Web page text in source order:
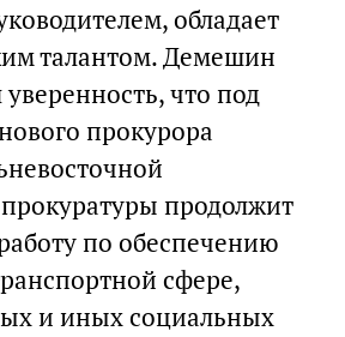
обладает
талантом. Демешин
что под
прокурора
продолжит
по обеспечению
сфере,
и иных социальных